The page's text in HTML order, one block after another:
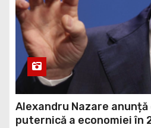
Alexandru Nazare
puternică a economiei în